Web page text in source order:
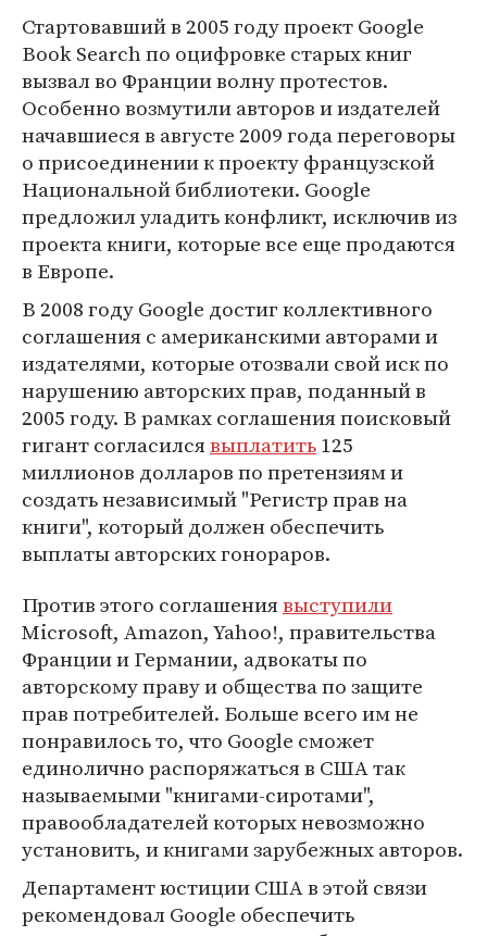
Стартовавший в 2005 году проект Google
Book Search по оцифровке старых книг
вызвал во Франции волну протестов.
Особенно возмутили авторов и издателей
начавшиеся в августе 2009 года переговоры
о присоединении к проекту французской
Национальной библиотеки. Google
предложил уладить конфликт, исключив из
проекта книги, которые все еще продаются
в Европе.
В 2008 году Google достиг коллективного
соглашения с американскими авторами и
издателями, которые отозвали свой иск по
нарушению авторских прав, поданный в
2005 году. В рамках соглашения поисковый
гигант согласилсявыплатить125
миллионов долларов по претензиям и
создать независимый "Регистр прав на
книги", который должен обеспечить
выплаты авторских гонораров.
Против этого соглашениявыступили
Microsoft, Amazon, Yahoo!, правительства
Франции и Германии, адвокаты по
авторскому праву и общества по защите
прав потребителей. Больше всего им не
понравилось то, что Google сможет
единолично распоряжаться в США так
называемыми "книгами-сиротами",
правообладателей которых невозможно
установить, и книгами зарубежных авторов.
Департамент юстиции США в этой связи
рекомендовал Google обеспечить